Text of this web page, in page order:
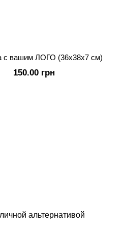
альтернативой
с вашим ЛОГО (36х38х7 см)
150.00 грн